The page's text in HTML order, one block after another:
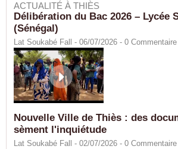
ACTUALITÉ À THIÈS
Délibération du Bac 2026 – Lycée
(Sénégal)
Lat Soukabé Fall - 06/07/2026 - 0 Commentaire
Nouvelle Ville de Thiès : des
sèment l'inquiétude
Lat Soukabé Fall - 02/07/2026 - 0 Commentaire